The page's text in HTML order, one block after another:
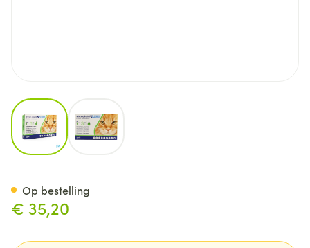
View larger image
€ 35,20
Op bestelling